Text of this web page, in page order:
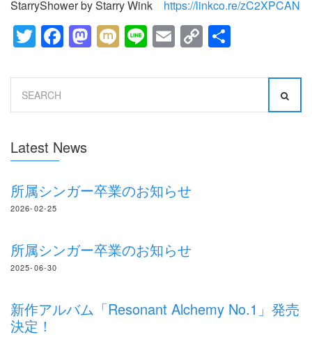
StarryShower by Starry Wink https://linkco.re/zC2XPCAN
Twitter
Facebook
Mastodon
MixiLineEmail
Copy
for:
Latest News
所属シンガー卒業のお知らせ
2026-02-25
所属シンガー卒業のお知らせ
2025-06-30
新作アルバム「Resonant Alchemy No.1」発売
決定！